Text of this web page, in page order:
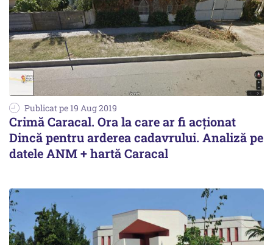
Publicat pe 19 Aug 2019
Crimă Caracal. Ora la care ar fi acționat
Dincă pentru arderea cadavrului. Analiză pe
datele ANM + hartă Caracal